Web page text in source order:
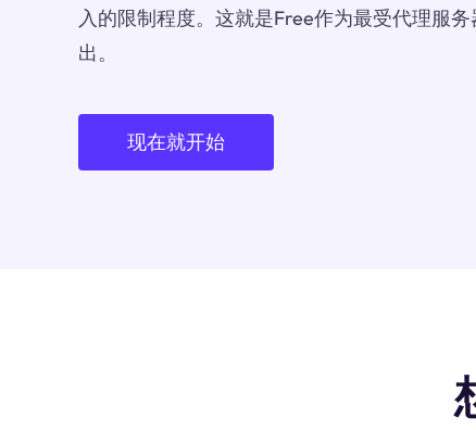
入的限制程度。这就是Free作为最受代理服
出。
现在就开始